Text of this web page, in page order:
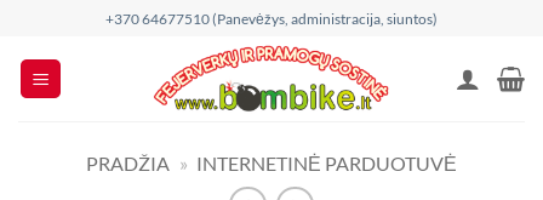
content
+370 64677510 (Panevėžys, administracija, siuntos)
PRADŽIA » INTERNETINĖ PARDUOTUVĖ